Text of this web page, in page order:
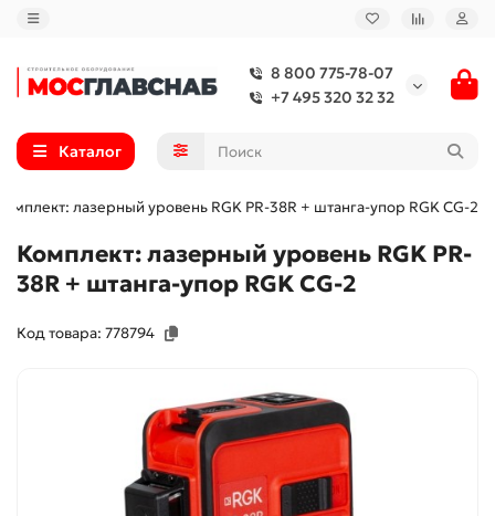
8 800 775-78-07
+7 495 320 32 32
Каталог
лазерный уровень RGK PR-38R + штанга-упор RGK CG-2
Комплект: лазерный уровень RGK PR-
38R + штанга-упор RGK CG-2
Код товара: 778794